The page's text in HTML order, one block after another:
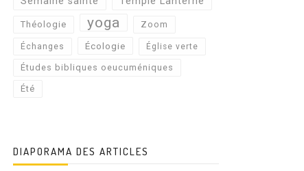
Théologie yoga Zoom
Échanges Écologie Église verte
Études bibliques oeucuméniques
Été
DIAPORAMA DES ARTICLES